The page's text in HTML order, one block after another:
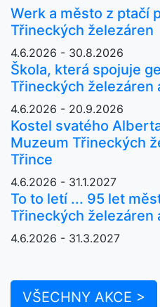
Werk a město z ptačí
Třineckých železáren
4.6.2026 - 30.8.2026
Škola, která spojuje
Třineckých železáren
4.6.2026 - 20.9.2026
Kostel svatého
Muzeum Třineckých
Třince
4.6.2026 - 31.1.2027
To to letí ... 95 let
Třineckých železáren
4.6.2026 - 31.3.2027
VŠECHNY AKCE >